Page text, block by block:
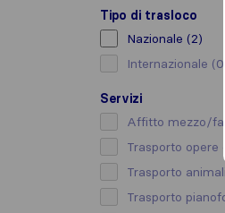
Tipo di trasloco
Nazionale (2)
Internazionale (0)
Servizi
Affitto mezzo/
Trasporto opere
Trasporto animali
Trasporto